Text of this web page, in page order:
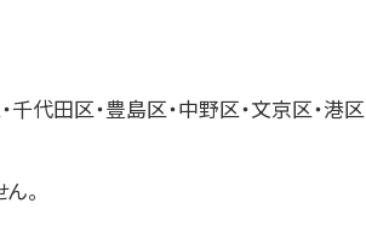
代田区・豊島区・中野区・文京区・港区
。